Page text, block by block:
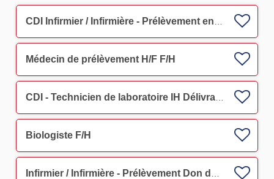
Médecin de prélèvement H/F F/H
Biologiste F/H